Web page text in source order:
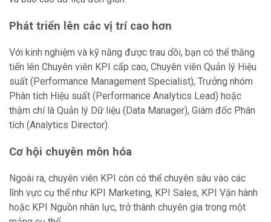
Phát triển lên các vị trí cao hơn
Với kinh nghiệm và kỹ năng được trau dồi, bạn có thể thăng
tiến lên Chuyên viên KPI cấp cao, Chuyên viên Quản lý Hiệu
suất (Performance Management Specialist), Trưởng nhóm
Phân tích Hiệu suất (Performance Analytics Lead) hoặc
thậm chí là Quản lý Dữ liệu (Data Manager), Giám đốc Phân
tích (Analytics Director).
Cơ hội chuyên môn hóa
Ngoài ra, chuyên viên KPI còn có thể chuyên sâu vào các
lĩnh vực cụ thể như KPI Marketing, KPI Sales, KPI Vận hành
hoặc KPI Nguồn nhân lực, trở thành chuyên gia trong một